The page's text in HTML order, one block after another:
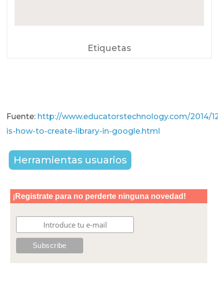
Etiquetas
Fuente: http://www.educatorstechnology.com/2014/
is-how-to-create-library-in-google.html
Herramientas usuarios